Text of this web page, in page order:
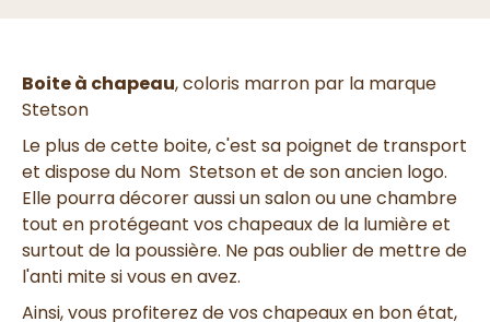
Boite à chapeau, coloris marron par la marque
Stetson
Le plus de cette boite, c'est sa poignet de transport
et dispose du Nom Stetson et de son ancien logo.
Elle pourra décorer aussi un salon ou une chambre
tout en protégeant vos chapeaux de la lumière et
surtout de la poussière. Ne pas oublier de mettre de
l'anti mite si vous en avez.
Ainsi, vous profiterez de vos chapeaux en bon état,